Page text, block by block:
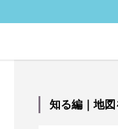
解説｜
知る編｜地図